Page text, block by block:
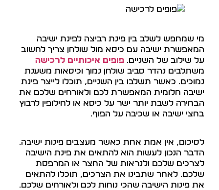
מי שמחפש לשלב בין פינת רביצה לפינת ישיבה
המאפשרת ישיבה עם כיסא מול שולחן צריך לחשוב
על שילוב של השניים. פופים איכותיים לרכישה
משתלבים נהדר סביב שולחן נמוך וכיסאות משענת
נמוכים. כאשר תשלבו בין השניים, תוכלו לייצר פינת
ישיבה חלומית המאפשרת לכם ולאורחים שלכם את
הבחירה לשבת יותר ישר על כיסא או לחילופין לרבוץ
בחצי ישיבה או שכיבה על הפוף.
לסיכום, אין אמת אחת כאשר מעצבים פינות ישיבה.
הדבר הנכון לעשות הוא להתאים את פינת הישיבה
לצרכים שלכם ולנראות של החצר או המרפסת
שלכם. לאחר שתבינו את הצרכים, תוכלו להתאים
את פינות הישיבה שהכי נוחות לכם ולאורחים שלכם.